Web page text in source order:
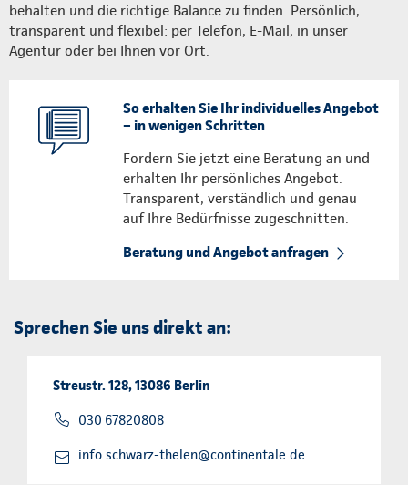
behalten und die richtige Balance zu finden. Persönlich,
transparent und flexibel: per Telefon, E-Mail, in unser
Agentur oder bei Ihnen vor Ort.
So erhalten Sie Ihr individuelles Angebot
– in wenigen Schritten
Fordern Sie jetzt eine Beratung an und
erhalten Ihr persönliches Angebot.
Transparent, verständlich und genau
auf Ihre Bedürfnisse zugeschnitten.
Beratung und Angebot anfragen
Sprechen Sie uns direkt an:
Streustr. 128, 13086 Berlin
030 67820808
info.schwarz-thelen@continentale.de